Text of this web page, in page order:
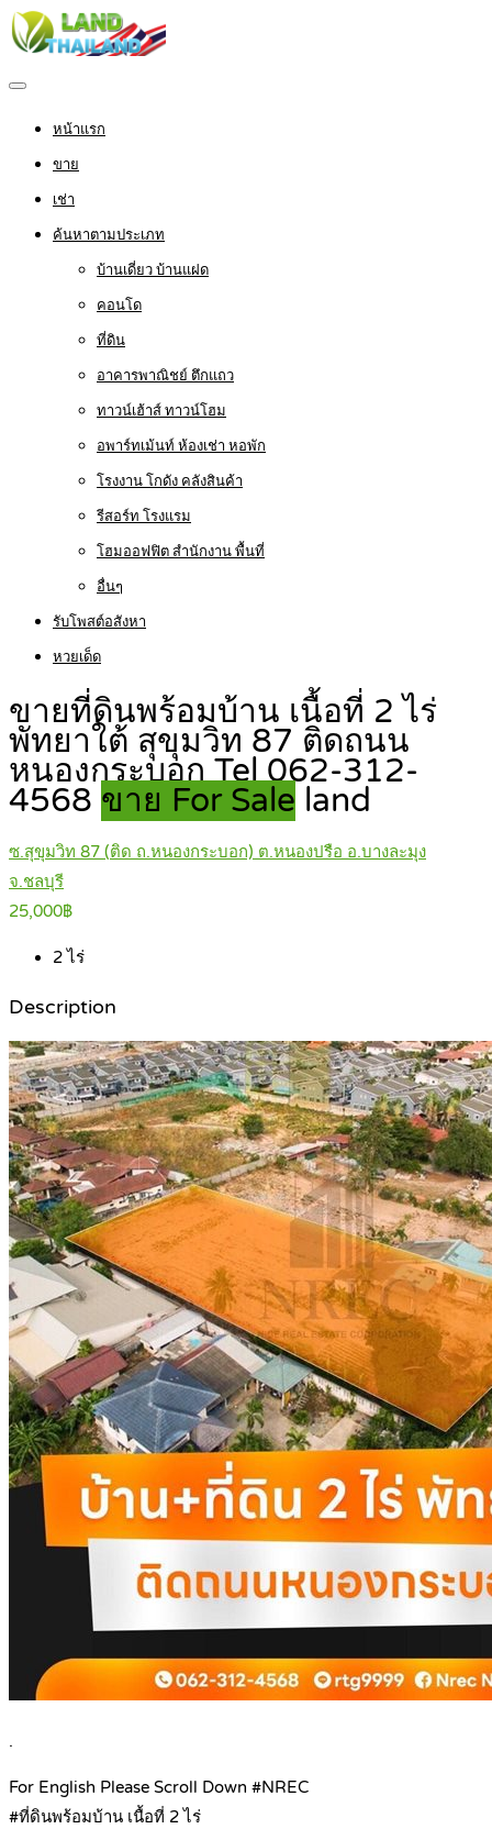
หน้าแรก
ขาย
เช่า
ค้นหาตามประเภท
บ้านเดี่ยว บ้านแฝด
คอนโด
ที่ดิน
อาคารพาณิชย์ ตึกแถว
ทาวน์เฮ้าส์ ทาวน์โฮม
อพาร์ทเม้นท์ ห้องเช่า หอพัก
โรงงาน โกดัง คลังสินค้า
รีสอร์ท โรงแรม
โฮมออฟฟิต สำนักงาน พื้นที่
อื่นๆ
รับโพสต์อสังหา
หวยเด็ด
ขายที่ดินพร้อมบ้าน เนื้อที่ 2 ไร่
พัทยาใต้ สุขุมวิท 87 ติดถนน
หนองกระบอก Tel 062-312-
4568 ขาย For Sale land
ซ.สุขุมวิท 87 (ติด ถ.หนองกระบอก) ต.หนองปรือ อ.บางละมุง
จ.ชลบุรี
25,000฿
2ไร่
Description
.
For English Please Scroll Down #NREC
#ที่ดินพร้อมบ้าน เนื้อที่ 2 ไร่